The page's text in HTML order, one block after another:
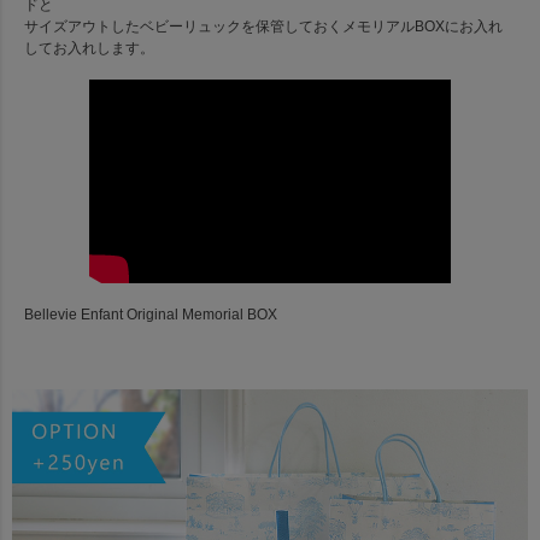
ドと
サイズアウトしたベビーリュックを保管しておくメモリアルBOXにお入れ
してお入れします。
Bellevie Enfant Original Memorial BOX